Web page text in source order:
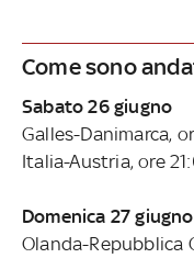
Come sono
Sabato 26 giugno
Galles-Danimarca,
Italia-Austria, ore
Domenica 27 giugno
Olanda-Repubblica